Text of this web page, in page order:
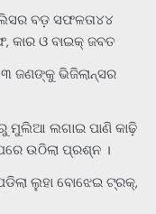
ବଡ଼ ସଫଳତା୪୪
କାର ଓ ବାଇକ୍ ଜବତ
୩ ଜଣଙ୍କୁ ଭିଜିଲାନ୍ସର
ମୁଲିଆ ଲଗାଇ ପାଣି କାଢ଼ି
ଉଠିଲା ପ୍ରଶ୍ନ ।
ଲୁହା ବୋଝେଇ ଟ୍ରକ୍‌,